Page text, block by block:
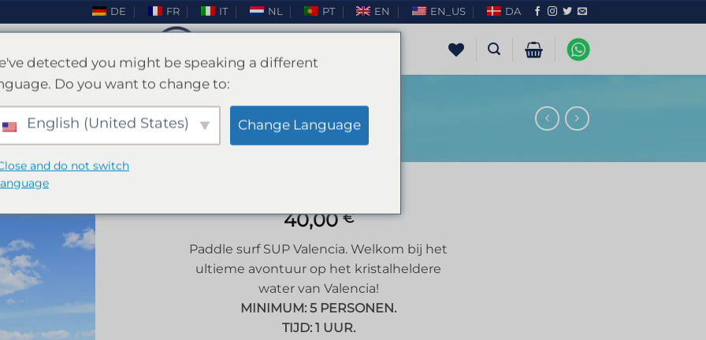
DE FR IT NL PT EN EN_US DA
Paddle Surf SUP Valencia
VALENCIA VRIJGEZELLENFEEST VALENCIA
40,00€
Paddle surf SUP Valencia. Welkom bij het
ultieme avontuur op het kristalheldere
water van Valencia!
MINIMUM: 5 PERSONEN.
TIJD: 1 UUR.
detected you might be speaking a different
Do you want to change to:
English (United States) Change Language
and do not switch